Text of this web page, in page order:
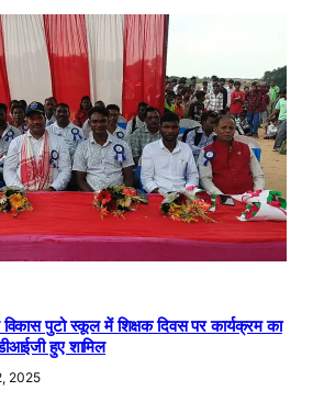
विकास पुटो स्कूल में शिक्षक दिवस पर कार्यक्रम का
हुए शामिल
2025